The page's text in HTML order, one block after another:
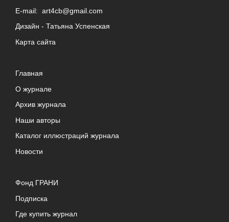
E-mail: art4cb@gmail.com
Дизайн - Татьяна Успенская
Карта сайта
Главная
О журнале
Архив журнала
Наши авторы
Каталог иллюстраций журнала
Новости
Фонд ГРАНИ
Подписка
Где купить журнал